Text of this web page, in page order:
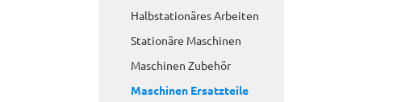
Halbstationäres Arbeiten
Stationäre Maschinen
Maschinen Zubehör
Maschinen Ersatzteile